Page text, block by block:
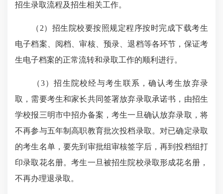
招生录取流程及招生相关工作。
（2）招生院校要按照规定程序按时完成下载考生
电子档案、阅档、审核、预录、退档等各环节，保证考
生电子档案的正常流转和录取工作的顺利进行。
（3）招生院校经与考生联系，确认考生放弃录
取，需要考生和家长共同签署放弃录取承诺书，由招生
学校报三明市中招办备案，考生一旦确认放弃录取，将
不再参与五年制高职教育批次投档录取。对已确定录取
的考生名单，要先到审批组审核签字后，再到投档组打
印录取花名册。考生一旦被招生院校录取形成花名册，
不再办理退录取。